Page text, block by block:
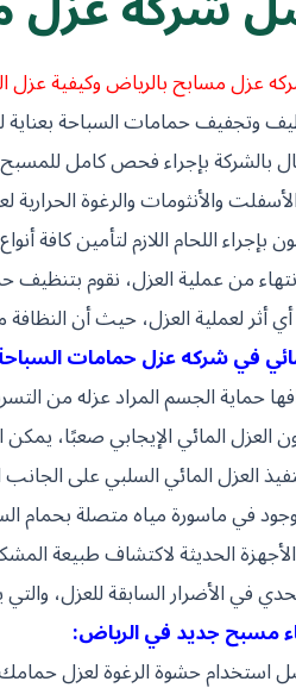
عزل مسابح بالرياض وكيفية عزل
وتجفيف حمامات السباحة بعناية
بالشركة بإجراء فحص كامل
والأنثومات والرغوة
بإجراء اللحام اللازم لتأمين كافة
من عملية العزل، نقوم
أثر لعملية العزل، حيث أن النظافة
في شركه عزل حمامات
حماية الجسم المراد عزله من
العزل المائي الإيجابي صعبًا،
العزل المائي السلبي على
في ماسورة مياه متصلة بحمام
الحديثة لاكتشاف طبيعة
في الأضرار السابقة للعزل،
مسبح جديد في الرياض:
استخدام حشوة الرغوة لعزل